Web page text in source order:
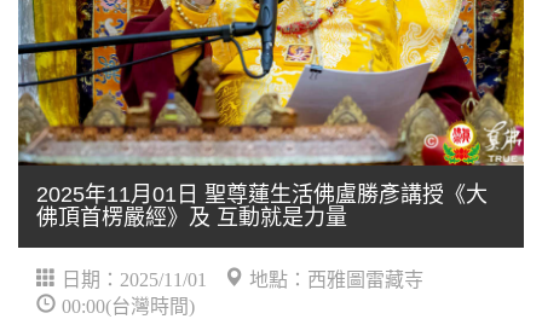
2025年11月01日 聖尊蓮生活佛盧勝彥講授《大
佛頂首楞嚴經》及 互動就是力量
日期：2025/11/01
地點：西雅圖雷藏寺
00:00(台灣時間)